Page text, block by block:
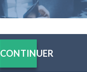
CONTINUER